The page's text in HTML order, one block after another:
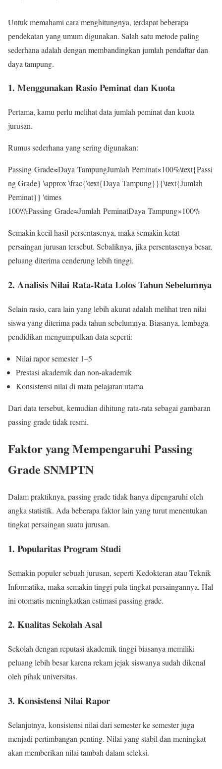
Untuk memahami cara menghitungnya, terdapat beberapa
pendekatan yang umum digunakan. Salah satu metode paling
sederhana adalah dengan membandingkan jumlah pendaftar dan
daya tampung.
1. Menggunakan Rasio Peminat dan Kuota
Pertama, kamu perlu melihat data jumlah peminat dan kuota
jurusan.
Rumus sederhana yang sering digunakan:
Passing Grade≈Daya TampungJumlah Peminat×100%\text{Passi
ng Grade} \approx \frac{\text{Daya Tampung}}{\text{Jumlah
Peminat}} \times
100\%Passing Grade≈Jumlah PeminatDaya Tampung×100%
Semakin kecil hasil persentasenya, maka semakin ketat
persaingan jurusan tersebut. Sebaliknya, jika persentasenya besar,
peluang diterima cenderung lebih tinggi.
2. Analisis Nilai Rata-Rata Lolos Tahun Sebelumnya
Selain rasio, cara lain yang lebih akurat adalah melihat tren nilai
siswa yang diterima pada tahun sebelumnya. Biasanya, lembaga
pendidikan mengumpulkan data seperti:
Nilai rapor semester 1–5
Prestasi akademik dan non-akademik
Konsistensi nilai di mata pelajaran utama
Dari data tersebut, kemudian dihitung rata-rata sebagai gambaran
passing grade tidak resmi.
Faktor yang Mempengaruhi Passing
Grade SNMPTN
Dalam praktiknya, passing grade tidak hanya dipengaruhi oleh
angka statistik. Ada beberapa faktor lain yang turut menentukan
tingkat persaingan suatu jurusan.
1. Popularitas Program Studi
Semakin populer sebuah jurusan, seperti Kedokteran atau Teknik
Informatika, maka semakin tinggi pula tingkat persaingannya. Hal
ini otomatis meningkatkan estimasi passing grade.
2. Kualitas Sekolah Asal
Sekolah dengan reputasi akademik tinggi biasanya memiliki
peluang lebih besar karena rekam jejak siswanya sudah dikenal
oleh pihak universitas.
3. Konsistensi Nilai Rapor
Selanjutnya, konsistensi nilai dari semester ke semester juga
menjadi pertimbangan penting. Nilai yang stabil dan meningkat
akan memberikan nilai tambah dalam seleksi.